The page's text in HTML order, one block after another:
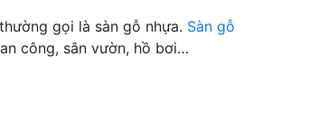
gọi là sàn gỗ nhựa. Sàn gỗ
công, sân vườn, hồ bơi…